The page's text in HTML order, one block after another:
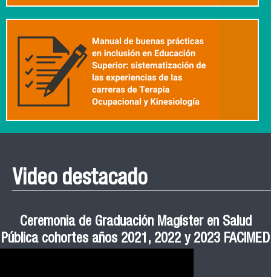
Video destacado
Manual de Buenas de Prácticas y Educación no
Sexista Libre de Violencia en Salud
Roberto Vera invita a la III Jornada de Neurociencia
e Inteligencia Artificial 2025
Jornadas puertas abiertas CESIC
Ceremonia de Graduación Magíster en Salud
Pública cohortes años 2021, 2022 y 2023 FACIMED
Esteban Aedo: “El uso de tecnología en el deporte
tiene directa relación con la inversión económica”